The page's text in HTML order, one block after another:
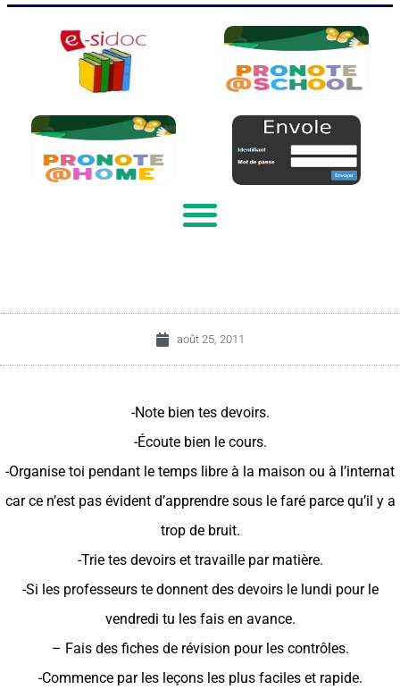
août 25, 2011
-Note bien tes devoirs.
-Écoute bien le cours.
-Organise toi pendant le temps libre à la maison ou à l’internat
car ce n’est pas évident d’apprendre sous le faré parce qu’il y a
trop de bruit.
-Trie tes devoirs et travaille par matière.
-Si les professeurs te donnent des devoirs le lundi pour le
vendredi tu les fais en avance.
– Fais des fiches de révision pour les contrôles.
-Commence par les leçons les plus faciles et rapide.